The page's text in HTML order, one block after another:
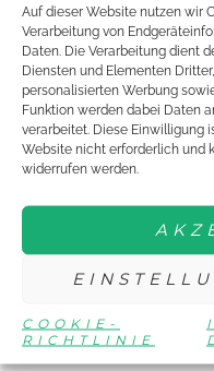
Auf dieser Website nutzen wir
Verarbeitung von
Daten. Die Verarbeitung dient
Diensten und Elementen
personalisierten Werbung
Funktion werden dabei Daten
verarbeitet. Diese Einwilligung
Website nicht erforderlich und
widerrufen werden.
COOKIE-
RICHTLINIE
EINE
EVENTS